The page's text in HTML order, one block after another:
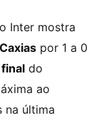
Inter mostra
Caxias por 1 a 0
do
ao
na última